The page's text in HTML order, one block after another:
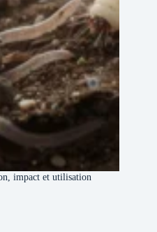
impact et utilisation